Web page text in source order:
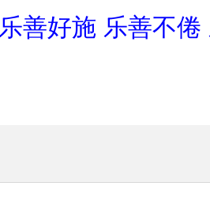
乐善好施 乐善不倦